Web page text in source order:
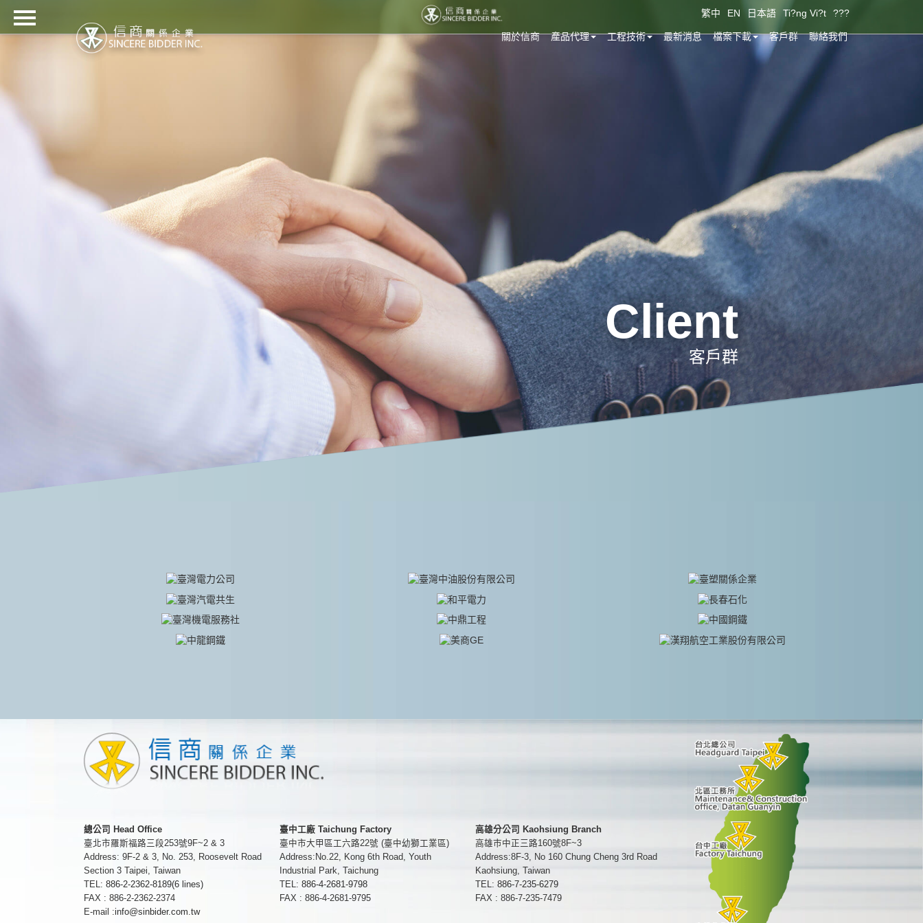
信商關係企業
檔案下載
客戶群
繁中 EN 日本語 Ti?ng Vi?t ???
關於信商 產品代理 工程技術 最新消息 檔案下載 客戶群 聯絡我們
Client
客戶群
總公司 Head Office
臺北市羅斯福路三段253號9F~2 & 3
Address: 9F-2 & 3, No. 253, Roosevelt Road
Section 3 Taipei, Taiwan
TEL: 886-2-2362-8189(6 lines)
FAX : 886-2-2362-2374
E-mail :info@sinbider.com.tw
臺中工廠 Taichung Factory
臺中市大甲區工六路22號 (臺中幼獅工業區)
Address:No.22, Kong 6th Road, Youth
Industrial Park, Taichung
TEL: 886-4-2681-9798
FAX : 886-4-2681-9795
高雄分公司 Kaohsiung Branch
高雄巿中正三路160號8F~3
Address:8F-3, No 160 Chung Cheng 3rd Road
Kaohsiung, Taiwan
TEL: 886-7-235-6279
FAX : 886-7-235-7479